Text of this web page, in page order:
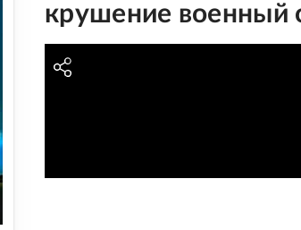
крушение военный